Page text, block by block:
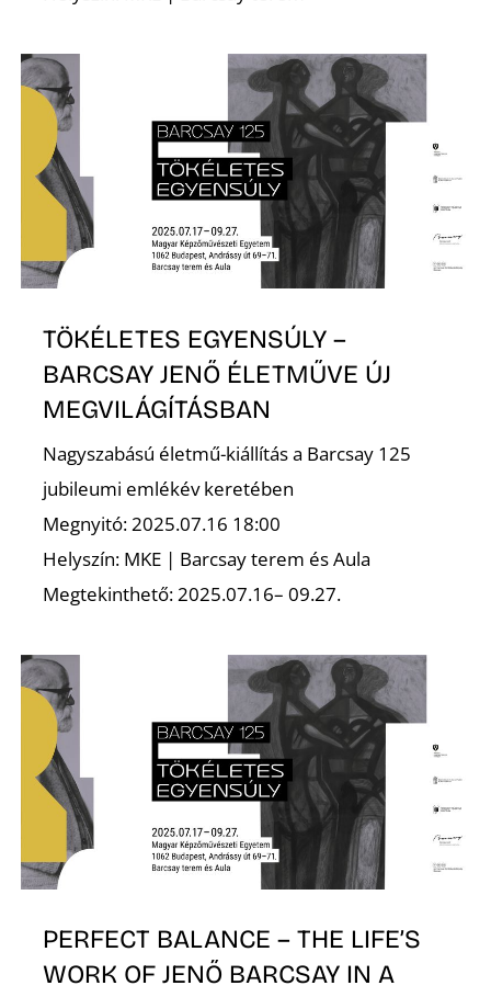
TÖKÉLETES EGYENSÚLY –
BARCSAY JENŐ ÉLETMŰVE ÚJ
MEGVILÁGÍTÁSBAN
Nagyszabású életmű-kiállítás a Barcsay 125
jubileumi emlékév keretében
Megnyitó: 2025.07.16 18:00
Helyszín: MKE | Barcsay terem és Aula
Megtekinthető: 2025.07.16– 09.27.
PERFECT BALANCE – THE LIFE’S
WORK OF JENŐ BARCSAY IN A